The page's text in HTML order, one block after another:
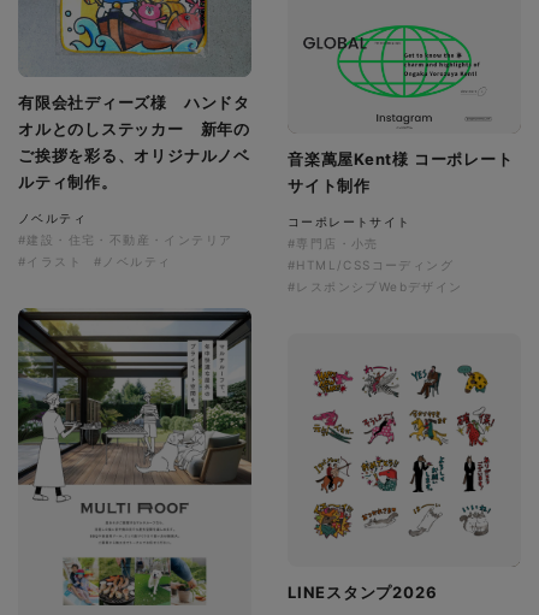
音楽萬屋Kent様 コーポレート
サイト制作
コーポレートサイト
#専門店・小売
#HTML/CSSコーディング
#レスポンシブWebデザイン
有限会社ディーズ様 ハンドタ
オルとのしステッカー 新年の
ご挨拶を彩る、オリジナルノベ
ルティ制作。
ノベルティ
#建設・住宅・不動産・インテリア
#イラスト
#ノベルティ
LINEスタンプ2026